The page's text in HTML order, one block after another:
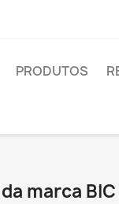
PRODUTOS
marca BIC